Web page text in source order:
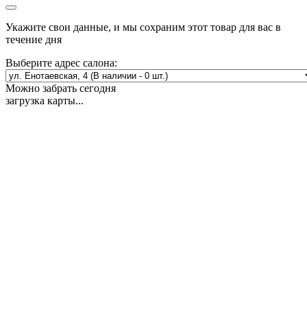
Укажите свои данные, и мы сохраним этот товар для вас в
течение дня
Выберите адрес салона:
Можно забрать сегодня
загрузка карты...